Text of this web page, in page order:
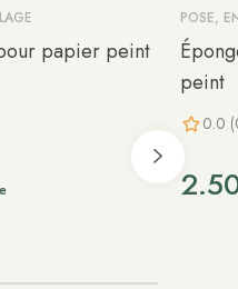
papier peint
POSE,
peint
0.0